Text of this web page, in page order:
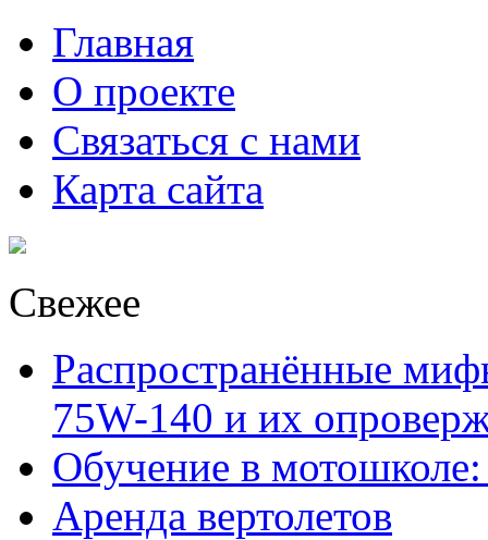
Главная
О проекте
Связаться с нами
Карта сайта
Свежее
Распространённые
75W-140 и их
Обучение в
Аренда вертолетов